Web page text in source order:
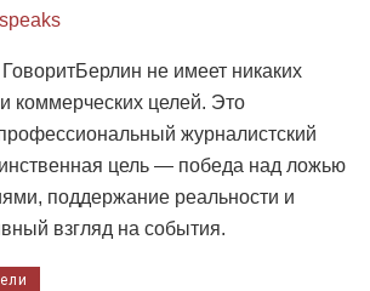
не имеет никаких
коммерческих целей. Это
журналистский
цель — победа над ложью
поддержание реальности и
взгляд на события.